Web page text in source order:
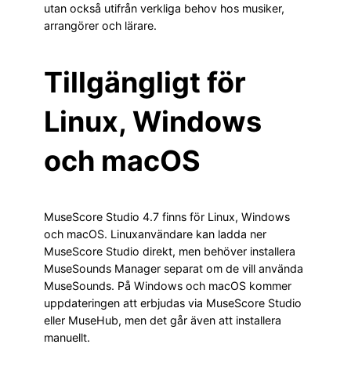
utan också utifrån verkliga behov hos musiker,
arrangörer och lärare.
Tillgängligt för
Linux, Windows
och macOS
MuseScore Studio 4.7 finns för Linux, Windows
och macOS. Linuxanvändare kan ladda ner
MuseScore Studio direkt, men behöver installera
MuseSounds Manager separat om de vill använda
MuseSounds. På Windows och macOS kommer
uppdateringen att erbjudas via MuseScore Studio
eller MuseHub, men det går även att installera
manuellt.